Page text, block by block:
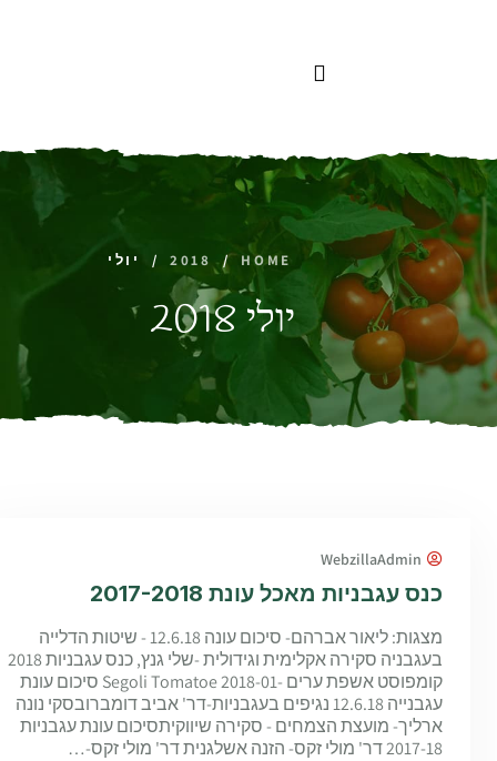
HOME
/
2018
/ יולי
יולי 2018
WebzillaAdmin
כנס עגבניות מאכל עונת 2017-2018
מצגות: ליאור אברהם- סיכום עונה 12.6.18 - שיטות הדלייה
בעגבניה סקירה אקלימית וגידולית -שלי גנץ, כנס עגבניות 2018
קומפוסט אשפת ערים -Segoli Tomatoe 2018-01 סיכום עונת
עגבנייה 12.6.18 נגיפים בעגבניות-דר' אביב דומברובסקי נונה
ארליך- מועצת הצמחים - סקירה שיווקיתסיכום עונת עגבניות
2017-18 דר' מולי זקס- הזנה אשלגנית דר' מולי זקס-…